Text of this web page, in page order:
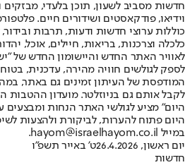
חדשות מסביב לשעון, תוכן בלעדי, מבזקים
וידיאו, פודקאסטים ושידורים חיים.
כוללות ערוצי חדשות ודעות, תרבות ובידור,
לאוויר האתר החדש והיישומון החדש של
לספק לגולשים חוויה מהירה, עדכנית,
המודפסת של העיתון זמינים גם באתר,
לקבל אותם גם בניוזלטר. מועדון ההטבות
היום" מציע לגולשי האתר הנחות ומבצעים
היום פתוח להערות, לביקורת ולהצעות
במייל hayom@israelhayom.co.il.
יום ראשון, 26.4.2026
ט' באייר תשפ"ו
חדשות